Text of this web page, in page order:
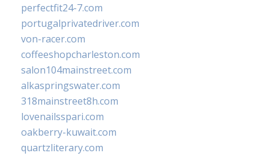
perfectfit24-7.com
portugalprivatedriver.com
von-racer.com
coffeeshopcharleston.com
salon104mainstreet.com
alkaspringswater.com
318mainstreet8h.com
lovenailsspari.com
oakberry-kuwait.com
quartzliterary.com